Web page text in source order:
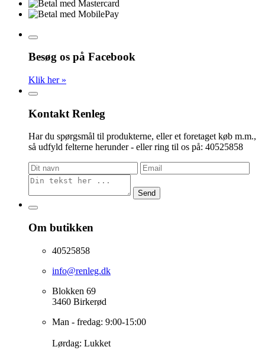
Besøg os på Facebook
Klik her »
Kontakt Renleg
Har du spørgsmål til produkterne, eller et foretaget køb m.m.,
så udfyld felterne herunder - eller ring til os på: 40525858
Send
Om butikken
40525858
info@renleg.dk
Blokken 69
3460 Birkerød
Man - fredag: 9:00-15:00
Lørdag: Lukket